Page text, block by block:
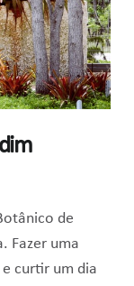
de
Fazer uma
curtir um dia